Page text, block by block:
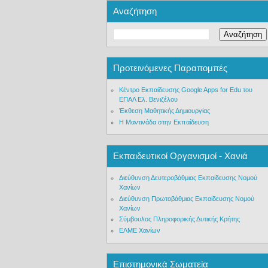
Αναζήτηση
Προτεινόμενες Παραπομπές
Κέντρο Εκπαίδευσης Google Apps for Edu του
ΕΠΑΛ Ελ. Βενιζέλου
Έκθεση Μαθητικής Δημιουργίας
Η Μαντινάδα στην Εκπαίδευση
Εκπαιδευτικοί Οργανισμοί - Χανιά
Διεύθυνση Δευτεροβάθμιας Εκπαίδευσης Νομού
Χανίων
Διεύθυνση Πρωτοβάθμιας Εκπαίδευσης Νομού
Χανίων
Σύμβουλος Πληροφορικής Δυτικής Κρήτης
ΕΛΜΕ Χανίων
Επιστημονικά Σωματεία